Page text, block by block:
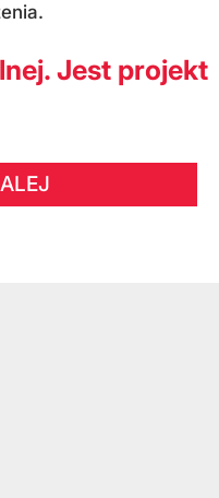
Jest projekt